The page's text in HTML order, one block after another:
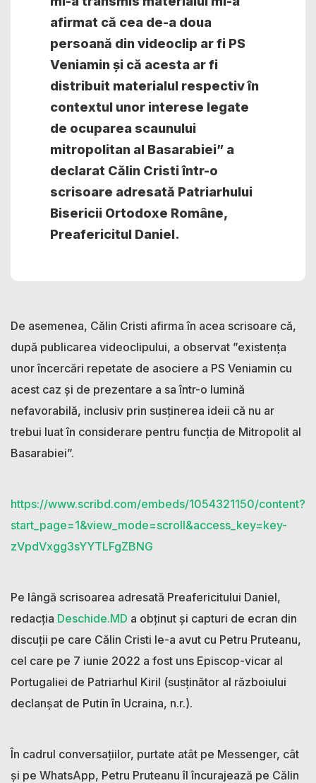
afirmat că cea de-a doua
persoană din videoclip ar fi PS
Veniamin și că acesta ar fi
distribuit materialul respectiv în
contextul unor interese legate
de ocuparea scaunului
mitropolitan al Basarabiei” a
declarat Călin Cristi într-o
scrisoare adresată Patriarhului
Bisericii Ortodoxe Române,
Preafericitul Daniel.
De asemenea, Călin Cristi afirma în acea scrisoare că,
după publicarea videoclipului, a observat ”existența
unor încercări repetate de asociere a PS Veniamin cu
acest caz și de prezentare a sa într-o lumină
nefavorabilă, inclusiv prin susținerea ideii că nu ar
trebui luat în considerare pentru funcția de Mitropolit al
Basarabiei”.
https://www.scribd.com/embeds/1054321150/content?
start_page=1&view_mode=scroll&access_key=key-
zVpdVxgg3sYYTLFgZBNG
Pe lângă scrisoarea adresată Preafericitului Daniel,
redacția Deschide.MD a obținut și capturi de ecran din
discuții pe care Călin Cristi le-a avut cu Petru Pruteanu,
cel care pe 7 iunie 2022 a fost uns Episcop-vicar al
Portugaliei de Patriarhul Kiril (susținător al războiului
declanșat de Putin în Ucraina, n.r.).
În cadrul conversațiilor, purtate atât pe Messenger, cât
și pe WhatsApp, Petru Pruteanu îl încurajează pe Călin